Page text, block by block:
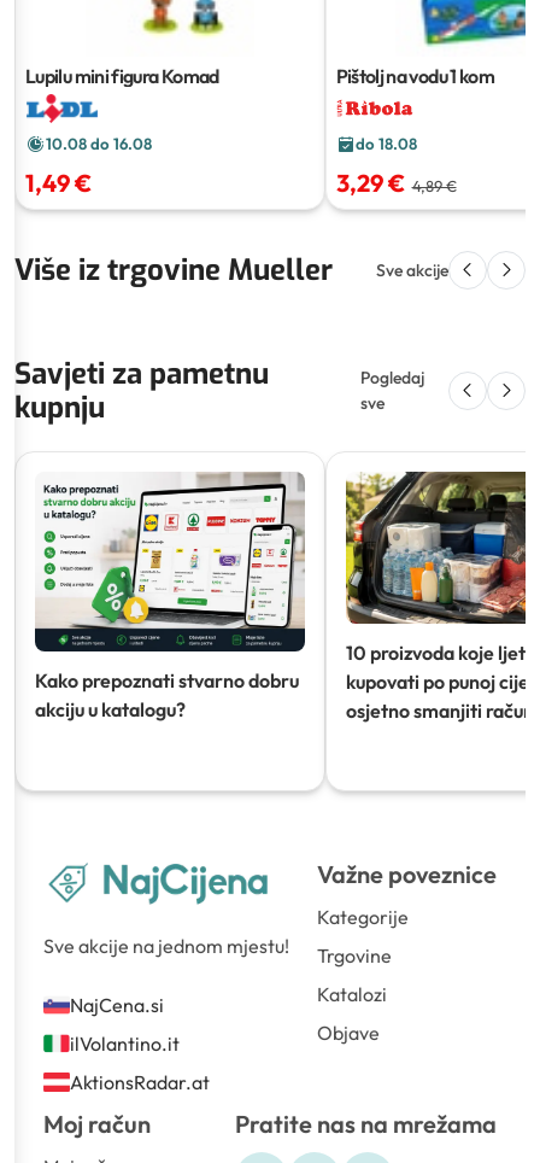
Lupilu mini figuraKomad
10.08 do 16.08
1,49 €
Pištolj na vodu1 kom
do 18.08
3,29 € 4,89 €
Više iz trgovine Mueller Sve akcije
Savjeti za pametnu
kupnju
Pogledaj
sve
Kako prepoznati stvarno dobru
akciju u katalogu?
10 proizvoda koje ljeti
kupovati po punoj
osjetno smanjiti račun)
Sve akcije na jednom mjestu!
NajCena.si
ilVolantino.it
AktionsRadar.at
Važne poveznice
Kategorije
Trgovine
Katalozi
Objave
Moj račun Pratite nas na mrežama